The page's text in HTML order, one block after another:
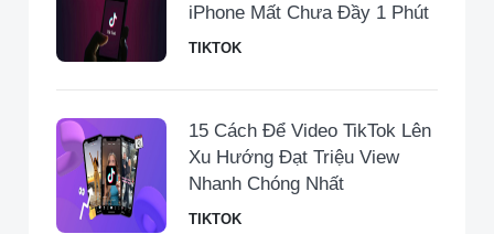
iPhone Mất Chưa Đầy 1 Phút
TIKTOK
15 Cách Để Video TikTok Lên
Xu Hướng Đạt Triệu View
Nhanh Chóng Nhất
TIKTOK